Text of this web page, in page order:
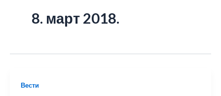
8. март 2018.
Вести